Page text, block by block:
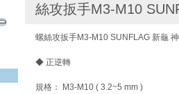
絲攻扳手M3-M10
螺絲攻扳手M3-M10 SUNFLAG 新龜
◆ 正逆轉
規格： M3-M10 ( 3.2~5 mm )